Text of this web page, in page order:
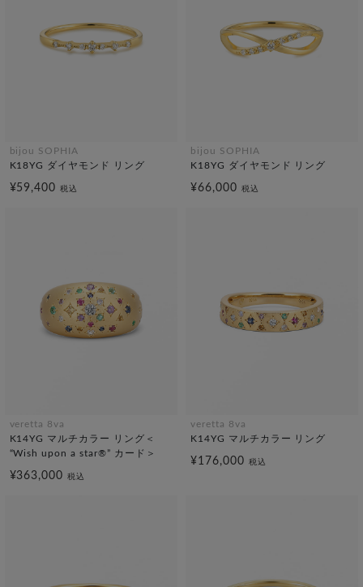
bijou SOPHIA
K18YG ダイヤモンド リング
¥59,400税込
bijou SOPHIA
K18YG ダイヤモンド リング
¥66,000 税込
veretta 8va
K14YG マルチカラー リング＜
“Wish upon a star®” カード＞
¥363,000税込
veretta 8va
K14YG マルチカラー リング
¥176,000 税込